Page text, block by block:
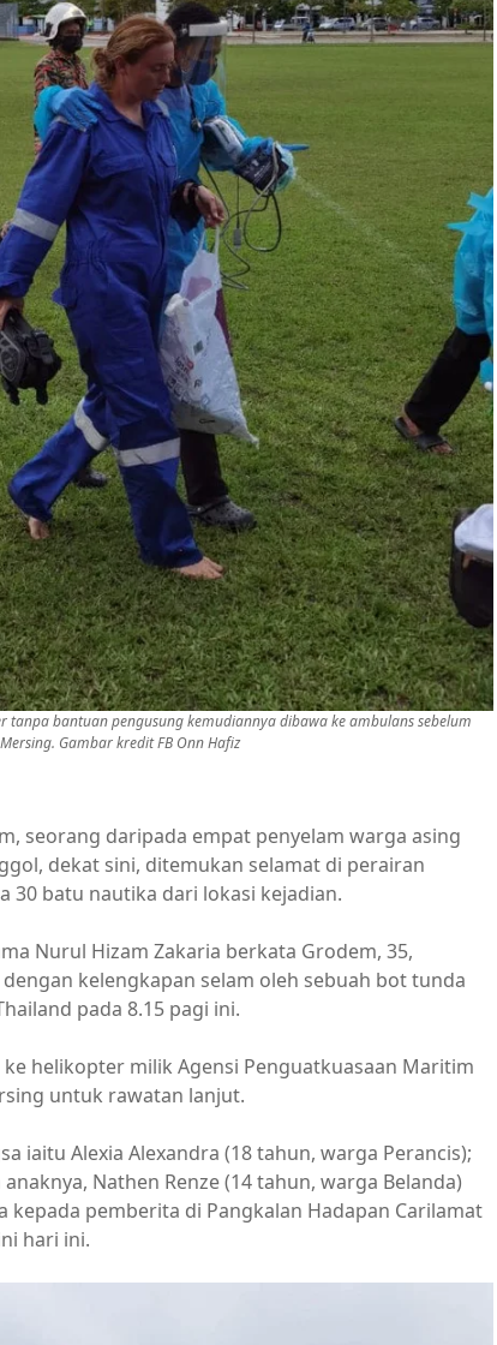
bantuan pengusung kemudiannya dibawa ke ambulans sebelum
Gambar kredit FB Onn Hafiz
seorang daripada empat penyelam warga asing
dekat sini, ditemukan selamat di perairan
30 batu nautika dari lokasi kejadian.
Nurul Hizam Zakaria berkata Grodem, 35,
kelengkapan selam oleh sebuah bot tunda
pada 8.15 pagi ini.
helikopter milik Agensi Penguatkuasaan Maritim
untuk rawatan lanjut.
iaitu Alexia Alexandra (18 tahun, warga Perancis);
Nathen Renze (14 tahun, warga Belanda)
pemberita di Pangkalan Hadapan Carilamat
hari ini.